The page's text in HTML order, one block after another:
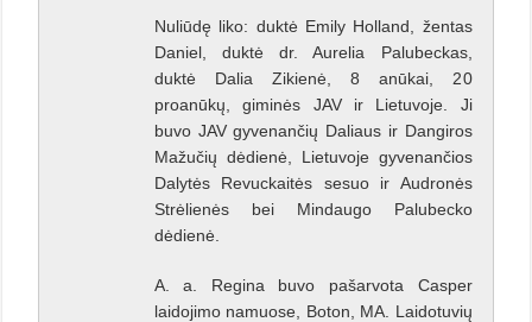
Nuliūdę liko: duktė Emily Holland, žentas
Daniel, duktė dr. Aurelia Palubeckas,
duktė Dalia Zikienė, 8 anūkai, 20
proanūkų, giminės JAV ir Lietuvoje. Ji
buvo JAV gyvenančių Daliaus ir Dangiros
Mažučių dėdienė, Lietuvoje gyvenančios
Dalytės Revuckaitės sesuo ir Audronės
Strėlienės bei Mindaugo Palubecko
dėdienė.
A. a. Regina buvo pašarvota Casper
laidojimo namuose, Boton, MA. Laidotuvių